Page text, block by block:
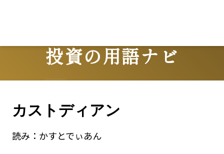
投資の用語ナビ
Terms
カストディアン
読み： かすとでぃあん